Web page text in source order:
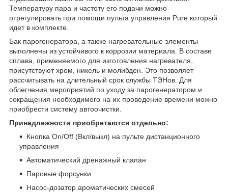
Температуру пара и частоту его подачи можно
отрегулировать при помощи пульта управления Pure который
идет в комплекте.
Бак парогенератора, а также нагревательные элементы
выполнены из устойчивого к коррозии материала. В составе
сплава, применяемого для изготовления нагревателя,
присутствуют хром, никель и молибден. Это позволяет
рассчитывать на длительный срок службы ТЭНов. Для
облегчения мероприятий по уходу за парогенератором и
сокращения необходимого на их проведение времени можно
приобрести систему автоочистки.
Принадлежности приобретаются отдельно:
Кнопка On/Off (Вкл/выкл) на пульте дистанционного
управления
Автоматический дренажный клапан
Паровые форсунки
Насос-дозатор ароматических смесей